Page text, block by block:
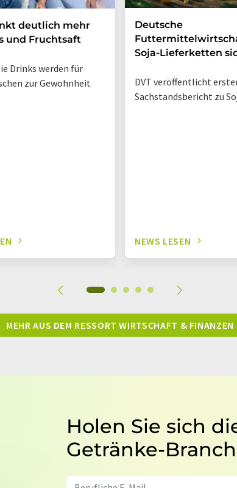
deutlich mehr
und Fruchtsaft
Drinks werden für
zur Gewohnheit
Deutsche
Soja-Lieferketten
DVT veröffentlicht
Sachstandsbericht zu
NEWS LESEN
MEHR AUS DEM RESSORT WIRTSCHAFT & FINANZEN
Holen Sie sich
Getränke-